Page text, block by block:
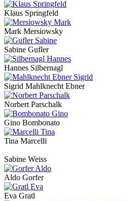
Klaus Springfeld
Mark Mersiowsky
Sabine Gufler
Hannes Silbernagl
Sigrid Mahlknecht Ebner
Norbert Parschalk
Gino Bombonato
Tina Marcelli
Sabine Weiss
Aldo Gorfer
Eva Gratl